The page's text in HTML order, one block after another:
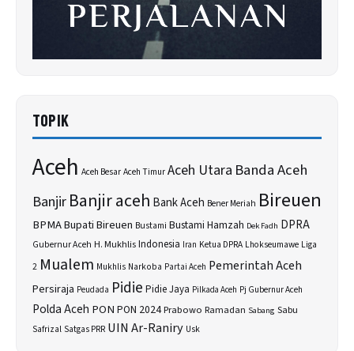
TOPIK
Aceh Aceh BesarAceh TimurAceh Utara Banda Aceh
BanjirBanjir aceh Bank Aceh Bener Meriah Bireuen
BPMABupati Bireuen Bustami Bustami Hamzah Dek Fadh DPRA
Gubernur Aceh H. MukhlisIndonesia Iran Ketua DPRA Lhokseumawe Liga
2 Mualem Mukhlis Narkoba Partai Aceh Pemerintah Aceh
Persiraja Peudada Pidie Pidie Jaya Pilkada Aceh Pj Gubernur Aceh
Polda Aceh PON PON 2024Prabowo Ramadan Sabang Sabu
SafrizalSatgas PRR UIN Ar-Raniry Usk